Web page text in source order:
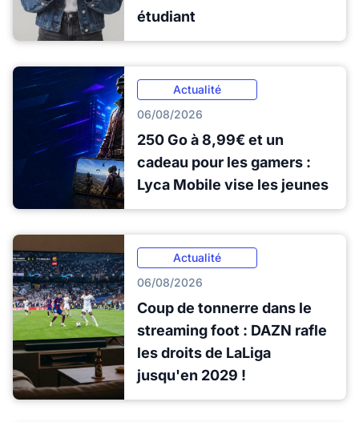
étudiant
Actualité
06/08/2026
250 Go à 8,99€ et un
cadeau pour les gamers :
Lyca Mobile vise les jeunes
Actualité
06/08/2026
Coup de tonnerre dans le
streaming foot : DAZN rafle
les droits de LaLiga
jusqu'en 2029 !